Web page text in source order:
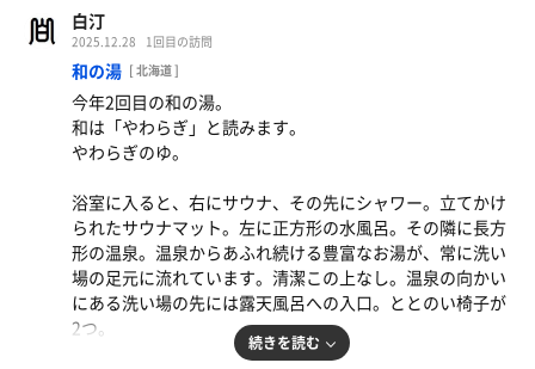
夜のサウナ飯はコース料理に舌鼓。
リゾートホテルの夜、堪能しました。
サウナ：ミスト10分 ヒート10分 ×3
水風呂：1分 × 4
外気浴：3分 × 4
合計：4セット
締め：ヒートサウナ6分 水シャワー30秒
白汀
2025.12.28 1回目の訪問
和の湯 [ 北海道 ]
今年2回目の和の湯。
和は「やわらぎ」と読みます。
やわらぎのゆ。
浴室に入ると、右にサウナ、その先にシャワー。立てかけ
られたサウナマット。左に正方形の水風呂。その隣に長方
形の温泉。温泉からあふれ続ける豊富なお湯が、常に洗い
場の足元に流れています。清潔この上なし。温泉の向かい
にある洗い場の先には露天風呂への入口。ととのい椅子が
2つ。
続きを読む